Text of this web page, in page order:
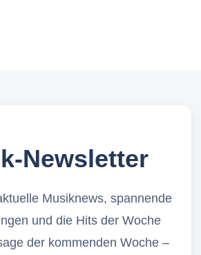
Newsletter
Musiknews, spannende
und die Hits der Woche
der kommenden Woche –